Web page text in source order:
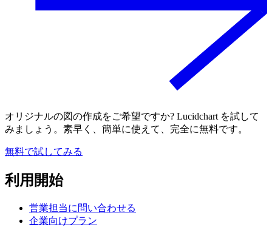
オリジナルの図の作成をご希望ですか? Lucidchart を試して
みましょう。素早く、簡単に使えて、完全に無料です。
無料で試してみる
利用開始
営業担当に問い合わせる
企業向けプラン